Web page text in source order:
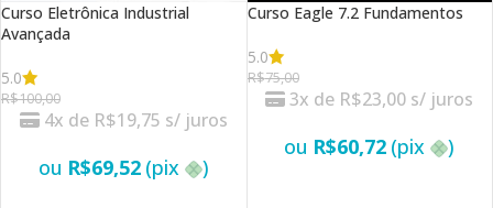
Curso Eletrônica Industrial
Avançada
5.0
R$100,00
4x de R$19,75 s/ juros
ou R$69,52 (pix )
Curso Eagle 7.2 Fundamentos
5.0
R$75,00
3x de R$23,00 s/ juros
ou R$60,72 (pix )